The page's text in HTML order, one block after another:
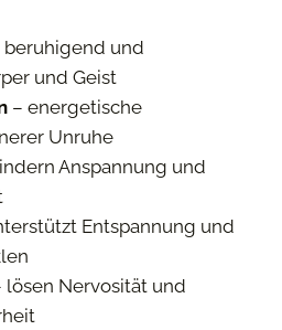
beruhigend und
und Geist
– energetische
Unruhe
Anspannung und
Entspannung und
lösen Nervosität und